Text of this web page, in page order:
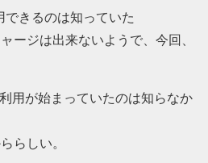
できるのは知っていた
ージは出来ないようで、今回、
用が始まっていたのは知らなか
らしい。